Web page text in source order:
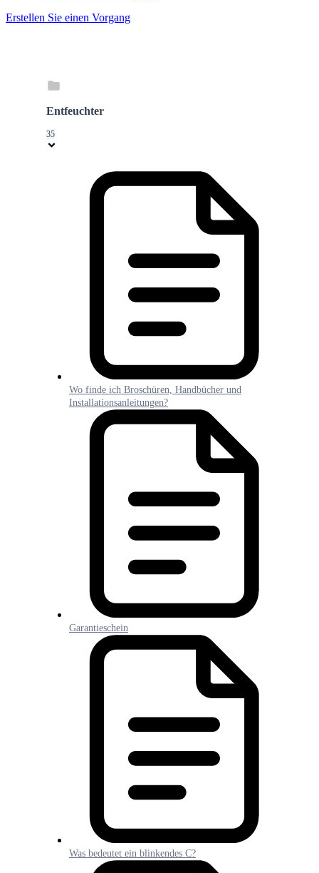
Erstellen Sie einen Vorgang
Entfeuchter
35
Wo finde ich Broschüren, Handbücher und
Installationsanleitungen?
Garantieschein
Was bedeutet ein blinkendes C?